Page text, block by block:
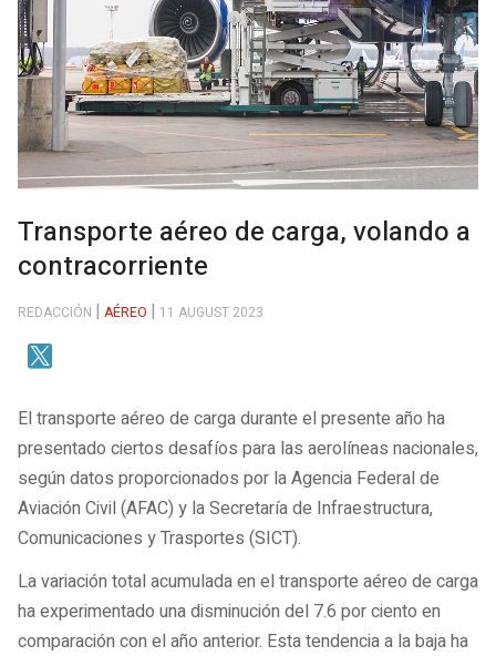
Transporte aéreo de carga, volando a
contracorriente
REDACCIÓN AÉREO 11 AUGUST 2023
El transporte aéreo de carga durante el presente año ha
presentado ciertos desafíos para las aerolíneas nacionales,
según datos proporcionados por la Agencia Federal de
Aviación Civil (AFAC) y la Secretaría de Infraestructura,
Comunicaciones y Trasportes (SICT).
La variación total acumulada en el transporte aéreo de carga
ha experimentado una disminución del 7.6 por ciento en
comparación con el año anterior. Esta tendencia a la baja ha